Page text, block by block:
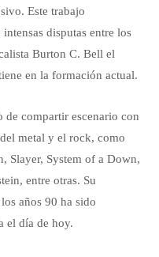
Este trabajo
disputas entre los
Burton C. Bell el
en la formación actual.
compartir escenario con
metal y el rock, como
Slayer, System of a Down,
entre otras. Su
años 90 ha sido
el día de hoy.